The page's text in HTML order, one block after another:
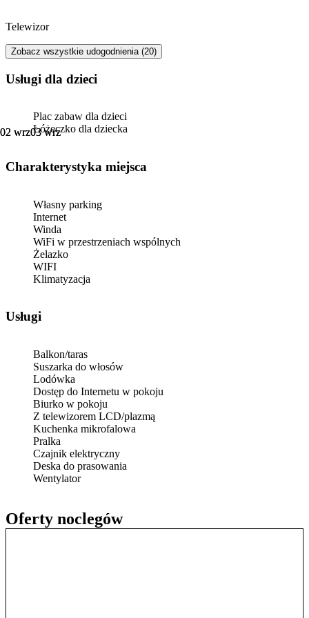
02 wrz03 wrz
Oferty noclegów
02 wrz03 wrz
Telewizor
Zobacz wszystkie udogodnienia (20)
usługi dla dzieci
Plac zabaw dla dzieci
Łóżeczko dla dziecka
Charakterystyka miejsca
Własny parking
Internet
Winda
WiFi w przestrzeniach wspólnych
Żelazko
WIFI
Klimatyzacja
Usługi
Balkon/taras
Suszarka do włosów
Lodówka
Dostęp do Internetu w pokoju
Biurko w pokoju
Z telewizorem LCD/plazmą
Kuchenka mikrofalowa
Pralka
Czajnik elektryczny
Deska do prasowania
Wentylator